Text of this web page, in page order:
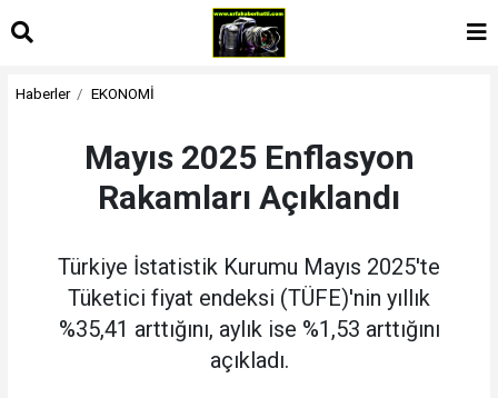
Haberler EKONOMİ
Mayıs 2025 Enflasyon
Rakamları Açıklandı
Türkiye İstatistik Kurumu Mayıs 2025'te
Tüketici fiyat endeksi (TÜFE)'nin yıllık
%35,41 arttığını, aylık ise %1,53 arttığını
açıkladı.